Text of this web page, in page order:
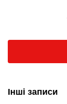
Інші записи